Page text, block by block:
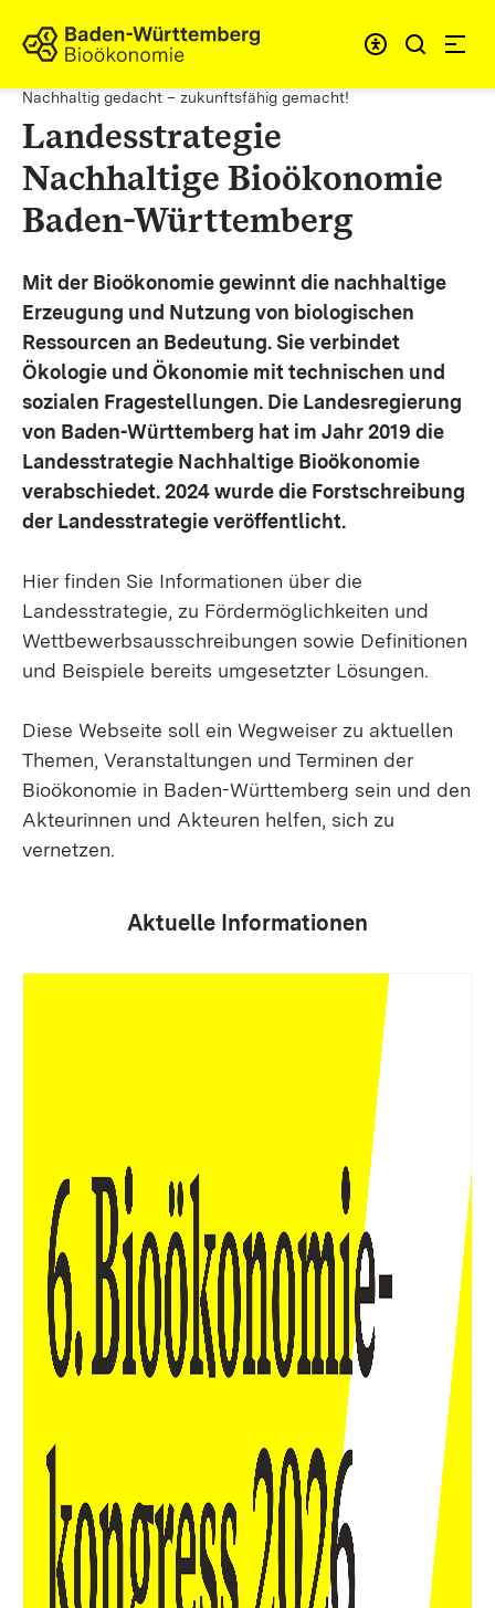
Zum Inhalt springen
Link zur Startseite
Nachhaltig gedacht – zukunftsfähig gemacht!
Landesstrategie
Nachhaltige Bioökonomie
Baden-Württemberg
Mit der Bioökonomie gewinnt die nachhaltige
Erzeugung und Nutzung von biologischen
Ressourcen an Bedeutung. Sie verbindet
Ökologie und Ökonomie mit technischen und
sozialen Fragestellungen. Die Landesregierung
von Baden-Württemberg hat im Jahr 2019 die
Landesstrategie Nachhaltige Bioökonomie
verabschiedet. 2024 wurde die Forstschreibung
der Landesstrategie veröffentlicht.
Hier finden Sie Informationen über die
Landesstrategie, zu Fördermöglichkeiten und
Wettbewerbsausschreibungen sowie Definitionen
und Beispiele bereits umgesetzter Lösungen.
Diese Webseite soll ein Wegweiser zu aktuellen
Themen, Veranstaltungen und Terminen der
Bioökonomie in Baden-Württemberg sein und den
Akteurinnen und Akteuren helfen, sich zu
vernetzen.
Aktuelle Informationen